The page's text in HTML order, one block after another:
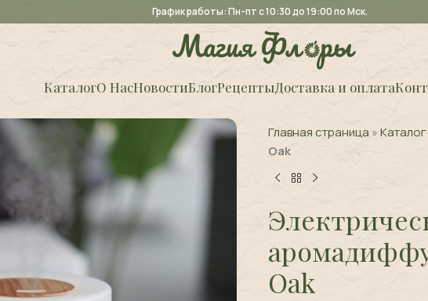
График работы: Пн-пт с 10:30 до 19:00 по Мск.
КаталогО НасНовостиБлогРецептыДоставка и оплата
Главная страница »Каталог
Oak
Oak